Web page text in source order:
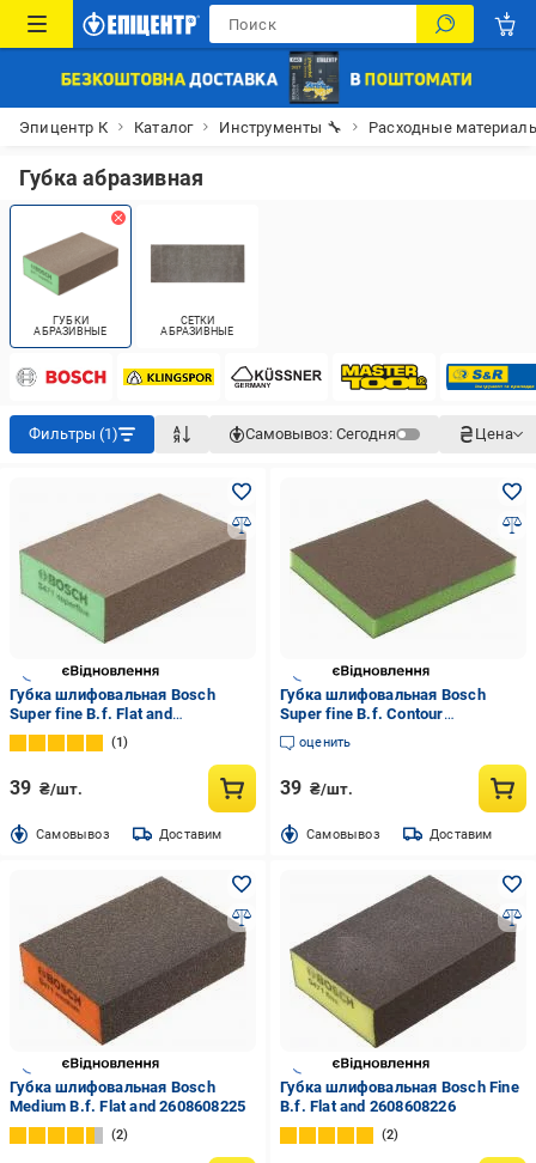
Эпицентр К Каталог Инструменты 🔧 Расходные
Губка абразивная
ГУБКИ
АБРАЗИВНЫЕ
СЕТКИ
АБРАЗИВНЫЕ
Фильтры (1) Самовывоз: Сегодня Цена
Губка шлифовальная Bosch
Super fine B.f. Flat and
2608608228
1
39 ₴/шт.
Cамовывоз Доставим
Губка шлифовальная Bosch
Super fine B.f. Contour
2608608231
оценить
39 ₴/шт.
Cамовывоз Доставим
Губка шлифовальная Bosch
Medium B.f. Flat and 2608608225
2
Губка шлифовальная Bosch Fine
B.f. Flat and 2608608226
2